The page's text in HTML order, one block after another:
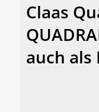
Claas
auch als